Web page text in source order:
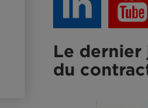
Le dernier
du